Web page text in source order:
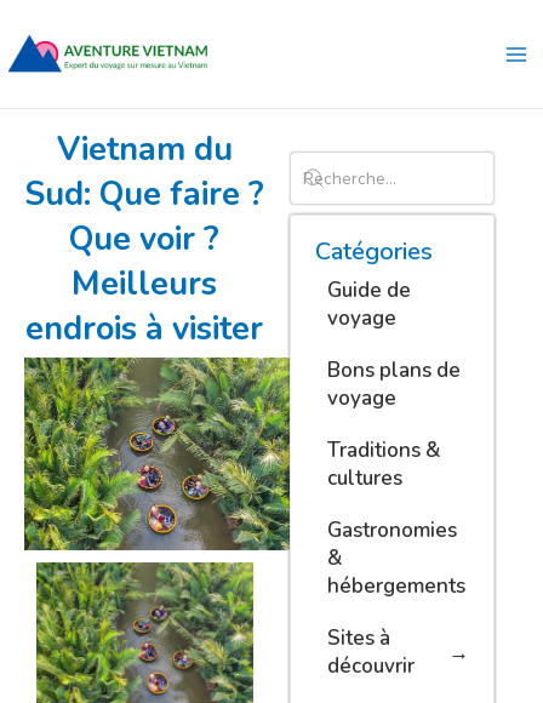
contenu
Vietnam du
Sud: Que faire ?
Que voir ?
Meilleurs
endrois à visiter
Catégories
Guide de
voyage
Bons plans de
voyage
Traditions &
cultures
Gastronomies
&
hébergements
Sites à
découvrir